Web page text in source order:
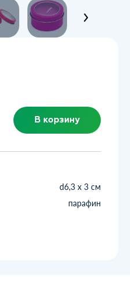
В корзину
d6,3 х 3 см
парафин